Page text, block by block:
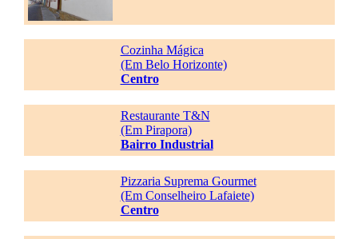
Cozinha Mágica
(Em Belo Horizonte)
Centro
Restaurante T&N
(Em Pirapora)
Bairro Industrial
Pizzaria Suprema Gourmet
(Em Conselheiro Lafaiete)
Centro